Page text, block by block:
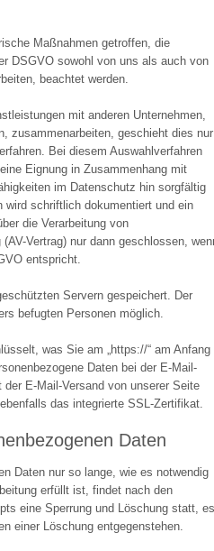
Maßnahmen getroffen, die
DSGVO sowohl von uns als auch von
beachtet werden.
mit anderen Unternehmen,
zusammenarbeiten, geschieht dies nur
Bei diesem Auswahlverfahren
Eignung in Zusammenhang mit
im Datenschutz hin sorgfältig
wird schriftlich dokumentiert und ein
die Verarbeitung von
Vertrag) nur dann geschlossen,
entspricht.
Servern gespeichert. Der
befugten Personen möglich.
was Sie am „https://“ am Anfang
Daten bei der E-Mail-
E-Mail-Versand von unserer Seite
das integrierte SSL-Zertifikat.
Daten
Daten nur so lange, wie es notwendig
erfüllt ist, findet nach den
eine Sperrung und Löschung statt, es
einer Löschung entgegenstehen.